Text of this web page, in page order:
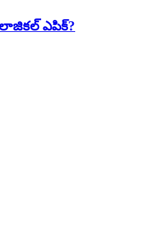
ఎపిక్?